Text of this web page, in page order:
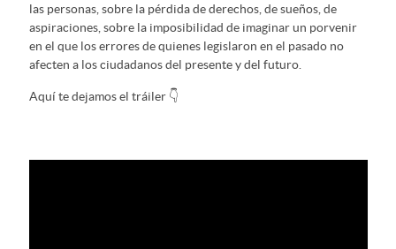
las personas, sobre la pérdida de derechos, de sueños, de
aspiraciones, sobre la imposibilidad de imaginar un porvenir
en el que los errores de quienes legislaron en el pasado no
afecten a los ciudadanos del presente y del futuro.
Aquí te dejamos el tráiler 👇